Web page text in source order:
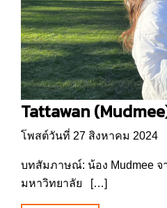
Tattawan
โพสต์วันที่ 27 สิงหาคม 2024
บทสัมภาษณ์: น้อง Mudmee
มหาวิทยาลัย […]